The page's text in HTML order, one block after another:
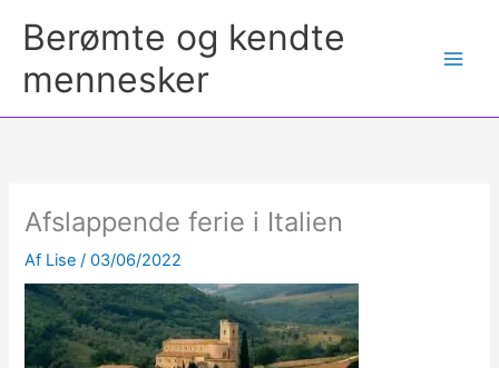
Berømte og kendte
mennesker
Afslappende ferie i Italien
Af Lise/03/06/2022